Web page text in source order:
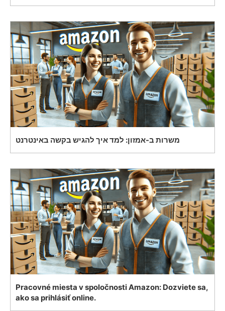
משרות ב-אמזון: למד איך להגיש בקשה באינטרנט
Pracovné miesta v spoločnosti Amazon: Dozviete sa,
ako sa prihlásiť online.